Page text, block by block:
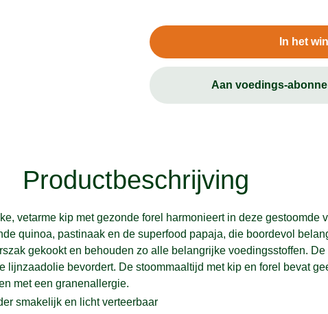
In het
Aan voedings-
Productbeschrijving
vetarme kip met gezonde forel harmonieert in deze gestoomde
quinoa, pastinaak en de superfood papaja, die boordevol
gekookt en behouden zo alle belangrijke voedingsstoffen.
lijnzaadolie bevordert. De stoommaaltijd met kip en forel bevat
met een granenallergie.
smakelijk en licht verteerbaar